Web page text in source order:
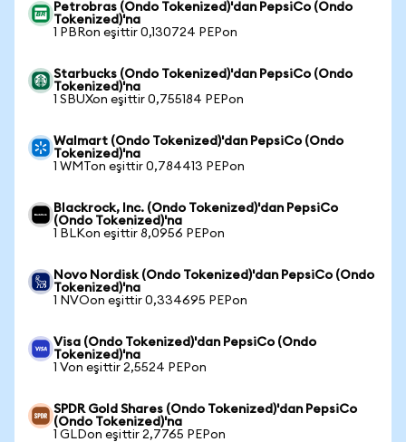
Petrobras (Ondo Tokenized)'dan PepsiCo (Ondo
Tokenized)'na
1 PBRon eşittir 0,130724 PEPon
Starbucks (Ondo Tokenized)'dan PepsiCo (Ondo
Tokenized)'na
1 SBUXon eşittir 0,755184 PEPon
Walmart (Ondo Tokenized)'dan PepsiCo (Ondo
Tokenized)'na
1 WMTon eşittir 0,784413 PEPon
Blackrock, Inc. (Ondo Tokenized)'dan PepsiCo
(Ondo Tokenized)'na
1 BLKon eşittir 8,0956 PEPon
Novo Nordisk (Ondo Tokenized)'dan PepsiCo (Ondo
Tokenized)'na
1 NVOon eşittir 0,334695 PEPon
Visa (Ondo Tokenized)'dan PepsiCo (Ondo
Tokenized)'na
1 Von eşittir 2,5524 PEPon
SPDR Gold Shares (Ondo Tokenized)'dan PepsiCo
(Ondo Tokenized)'na
1 GLDon eşittir 2,7765 PEPon